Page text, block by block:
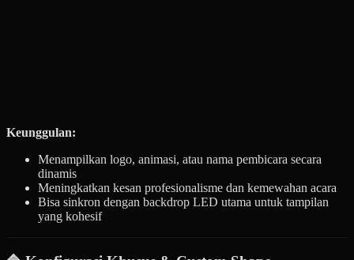
Keunggulan:
Menampilkan logo, animasi, atau nama pembicara secara
dinamis
Meningkatkan kesan profesionalisme dan kemewahan acara
Bisa sinkron dengan backdrop LED utama untuk tampilan
yang kohesif